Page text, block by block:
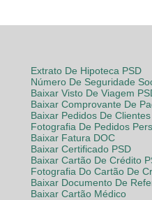
Extrato De Hipoteca PSD
Número De Seguridade
Baixar Visto De Viagem
Baixar Comprovante De
Baixar Pedidos De
Fotografia De Pedidos
Baixar Fatura DOC
Baixar Certificado PSD
Baixar Cartão De Crédito
Fotografia Do Cartão De
Baixar Documento De
Baixar Cartão Médico